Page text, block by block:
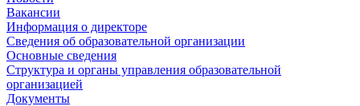
Вакансии
Информация о директоре
Сведения об образовательной организации
Основные сведения
Структура и органы управления образовательной
организацией
Документы